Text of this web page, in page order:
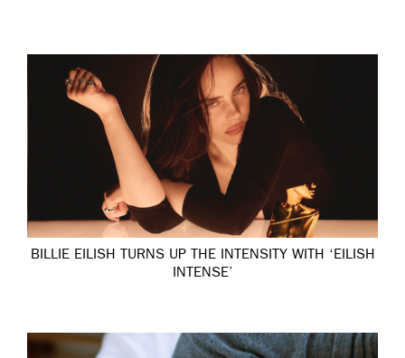
BILLIE EILISH TURNS UP THE INTENSITY WITH ‘EILISH
INTENSE’